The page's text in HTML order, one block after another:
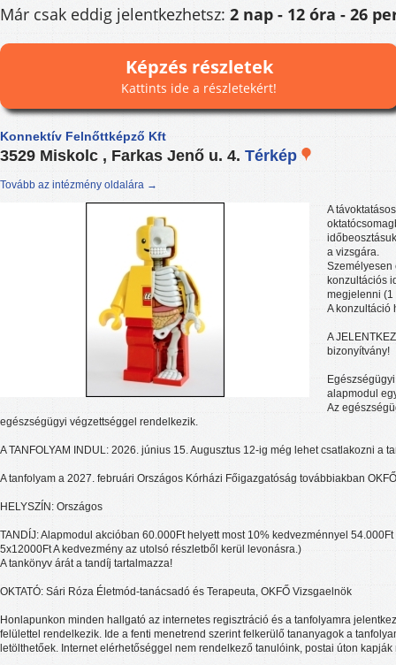
Már csak eddig jelentkezhetsz: 2 nap - 12 óra - 26
Képzés részletek
Kattints ide a részletekért!
Konnektív Felnőttképző Kft
3529 Miskolc , Farkas Jenő u. 4. Térkép
Tovább az intézmény oldalára →
A
a vizsgára.
Személyesen
konzultációs
megjelenni (1
A konzultáció
A
bizonyítvány!
alapmodul
Az
egészségügyi végzettséggel rendelkezik.
A TANFOLYAM INDUL: 2026. június 15. Augusztus 12-ig még lehet csatlakozni a
A tanfolyam a 2027. februári Országos Kórházi Főigazgatóság továbbiakban
HELYSZÍN: Országos
TANDÍJ: Alapmodul akcióban 60.000Ft helyett most 10% kedvezménnyel
5x12000Ft A kedvezmény az utolsó részletből kerül levonásra.)
A tankönyv árát a tandíj tartalmazza!
OKTATÓ: Sári Róza Életmód-tanácsadó és Terapeuta, OKFŐ Vizsgaelnök
Honlapunkon minden hallgató az internetes regisztráció és a tanfolyamra
felülettel rendelkezik. Ide a fenti menetrend szerint felkerülő tananyagok a
letölthetőek. Internet elérhetőséggel nem rendelkező tanulóink, postai úton kapják